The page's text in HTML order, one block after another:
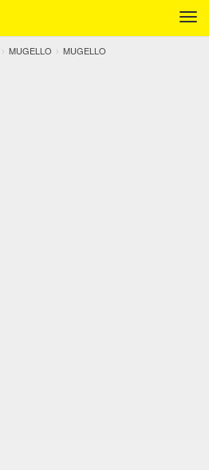
MUGELLO MUGELLO